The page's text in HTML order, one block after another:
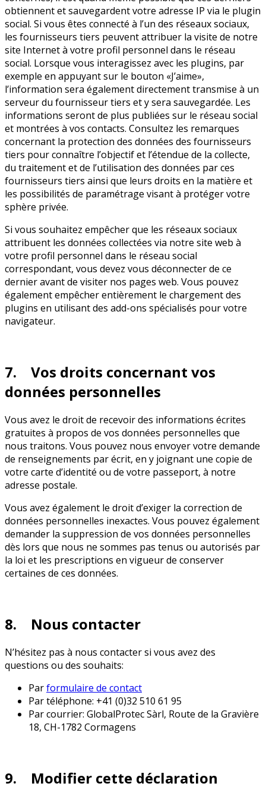
obtiennent et sauvegardent votre adresse IP via le plugin
social. Si vous êtes connecté à l’un des réseaux sociaux,
les fournisseurs tiers peuvent attribuer la visite de notre
site Internet à votre profil personnel dans le réseau
social. Lorsque vous interagissez avec les plugins, par
exemple en appuyant sur le bouton «J’aime»,
l’information sera également directement transmise à un
serveur du fournisseur tiers et y sera sauvegardée. Les
informations seront de plus publiées sur le réseau social
et montrées à vos contacts. Consultez les remarques
concernant la protection des données des fournisseurs
tiers pour connaître l’objectif et l’étendue de la collecte,
du traitement et de l’utilisation des données par ces
fournisseurs tiers ainsi que leurs droits en la matière et
les possibilités de paramétrage visant à protéger votre
sphère privée.
Si vous souhaitez empêcher que les réseaux sociaux
attribuent les données collectées via notre site web à
votre profil personnel dans le réseau social
correspondant, vous devez vous déconnecter de ce
dernier avant de visiter nos pages web. Vous pouvez
également empêcher entièrement le chargement des
plugins en utilisant des add-ons spécialisés pour votre
navigateur.
7. Vos droits concernant vos
données personnelles
Vous avez le droit de recevoir des informations écrites
gratuites à propos de vos données personnelles que
nous traitons. Vous pouvez nous envoyer votre demande
de renseignements par écrit, en y joignant une copie de
votre carte d’identité ou de votre passeport, à notre
adresse postale.
Vous avez également le droit d’exiger la correction de
données personnelles inexactes. Vous pouvez également
demander la suppression de vos données personnelles
dès lors que nous ne sommes pas tenus ou autorisés par
la loi et les prescriptions en vigueur de conserver
certaines de ces données.
8. Nous contacter
N’hésitez pas à nous contacter si vous avez des
questions ou des souhaits:
Parformulaire de contact
Par téléphone: +41 (0)32 510 61 95
Par courrier: GlobalProtec Sàrl, Route de la Gravière
18, CH-1782 Cormagens
9. Modifier cette déclaration